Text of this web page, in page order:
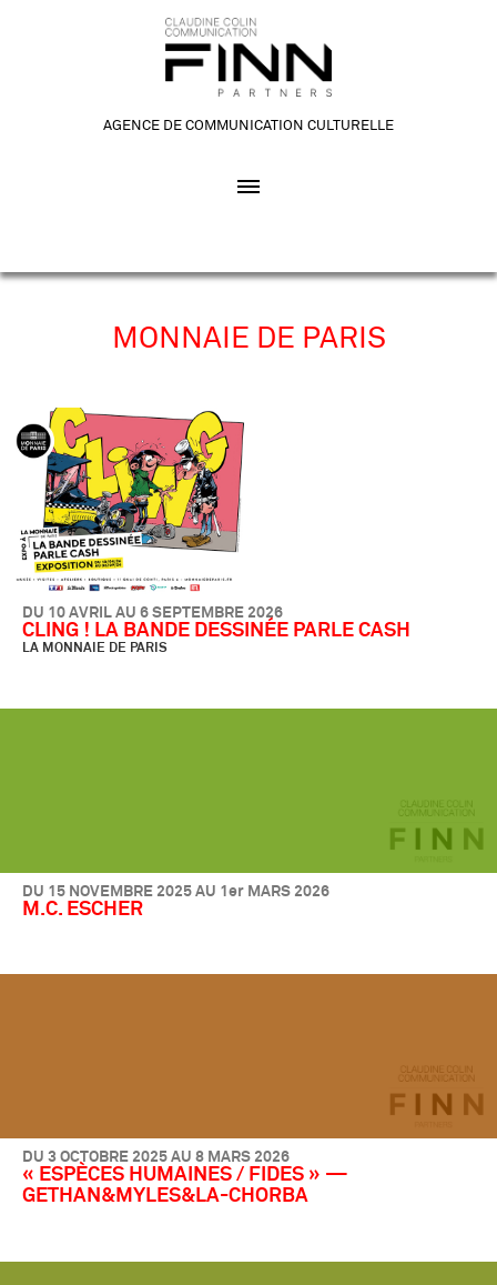
AGENCE DE COMMUNICATION CULTURELLE
MONNAIE DE PARIS
DU 10 AVRIL AU 6 SEPTEMBRE 2026
CLING ! LA BANDE DESSINÉE PARLE CASH
LA MONNAIE DE PARIS
DU 15 NOVEMBRE 2025 AU 1er MARS 2026
M.C. ESCHER
DU 3 OCTOBRE 2025 AU 8 MARS 2026
« ESPÈCES HUMAINES / FIDES » —
GETHAN&MYLES&LA-CHORBA